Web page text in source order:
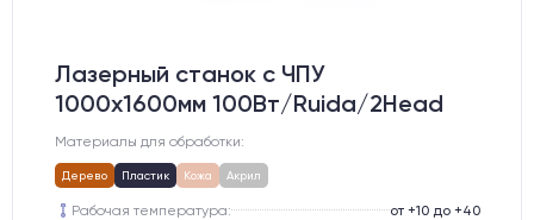
Лазерный станок c ЧПУ
1000х1600мм 100Вт/Ruida/2Head
Материалы для обработки:
Дерево Пластик Кожа Акрил
Рабочая температура:
от +10 до +40